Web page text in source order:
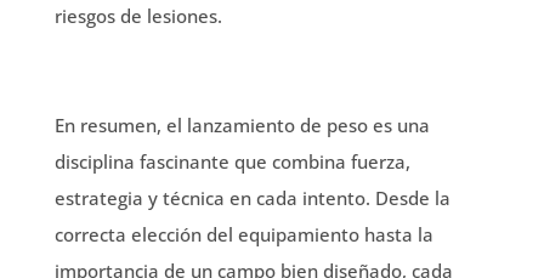
riesgos de lesiones.
En resumen, el lanzamiento de peso es una
disciplina fascinante que combina fuerza,
estrategia y técnica en cada intento. Desde la
correcta elección del equipamiento hasta la
importancia de un campo bien diseñado, cada